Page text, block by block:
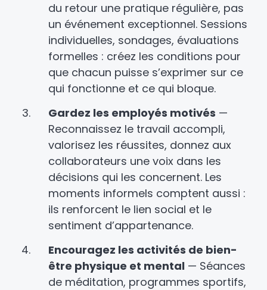
du retour une pratique régulière, pas
un événement exceptionnel. Sessions
individuelles, sondages, évaluations
formelles : créez les conditions pour
que chacun puisse s’exprimer sur ce
qui fonctionne et ce qui bloque.
Gardez les employés motivés —
Reconnaissez le travail accompli,
valorisez les réussites, donnez aux
collaborateurs une voix dans les
décisions qui les concernent. Les
moments informels comptent aussi :
ils renforcent le lien social et le
sentiment d’appartenance.
Encouragez les activités de bien-
être physique et mental — Séances
de méditation, programmes sportifs,